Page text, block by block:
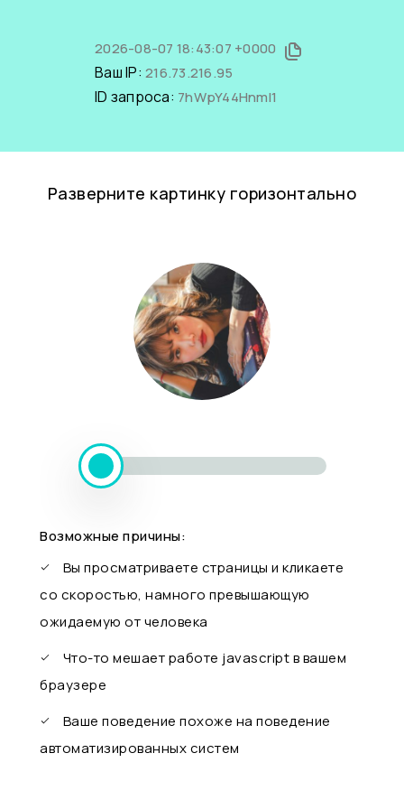
2026-08-07 18:43:07 +0000
Ваш IP: 216.73.216.95
ID запроса: 7hWpY44HnmI1
Разверните картинку горизонтально
Возможные причины:
Вы просматриваете страницы и кликаете
со скоростью, намного превышающую
ожидаемую от человека
Что-то мешает работе javascript в вашем
браузере
Ваше поведение похоже на поведение
автоматизированных систем